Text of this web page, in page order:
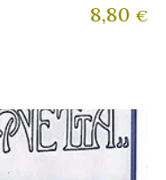
8,80 €